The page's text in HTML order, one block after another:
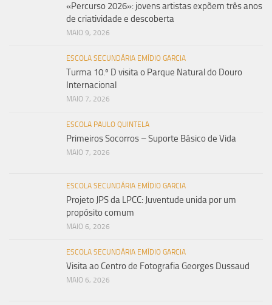
«Percurso 2026»: jovens artistas expõem três anos
de criatividade e descoberta
MAIO 9, 2026
ESCOLA SECUNDÁRIA EMÍDIO GARCIA
Turma 10.º D visita o Parque Natural do Douro
Internacional
MAIO 7, 2026
ESCOLA PAULO QUINTELA
Primeiros Socorros – Suporte Básico de Vida
MAIO 7, 2026
ESCOLA SECUNDÁRIA EMÍDIO GARCIA
Projeto JPS da LPCC: Juventude unida por um
propósito comum
MAIO 6, 2026
ESCOLA SECUNDÁRIA EMÍDIO GARCIA
Visita ao Centro de Fotografia Georges Dussaud
MAIO 6, 2026